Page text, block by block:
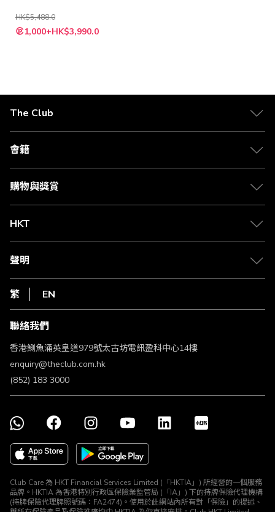
HK$5,488.0
特
殊 1,000+HK$3,990.0
The Club
關於 The Club
合作夥伴
媒體中心
會籍
會籍及專屬禮遇
賺取積分
購物與獎賞
物流與配送
Club Shopping 商品領取站
常見問題
HKT
csl.
1010
HKT
聲明
私隱聲明
使用條款
條款及細則
不歧視及不騷擾聲明
認可牌照及通告
繁 EN
聯絡我們
香港鰂魚涌英皇道979號太古坊電訊盈科中心14樓
enquiry@theclub.com.hk
(852) 183 3000
Club Care 為 HKT Financial Services Limited (「HKTIA」) 所經營的一個服務
品牌。HKTIA 為香港特別行政區保險業監管局 (「IA」) 下的持牌保險代理機構
(持牌保險代理牌照號碼：FA2474)。使用於此網站內所有對「保險」的提述、